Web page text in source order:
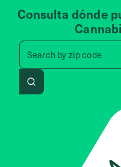
Consulta dónde
Search by zip code
Search